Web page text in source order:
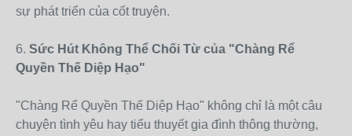
sự phát triển của cốt truyện.
6. Sức Hút Không Thể Chối Từ của "Chàng Rể
Quyền Thế Diệp Hạo"
"Chàng Rể Quyền Thế Diệp Hạo" không chỉ là một câu
chuyện tình yêu hay tiểu thuyết gia đình thông thường,